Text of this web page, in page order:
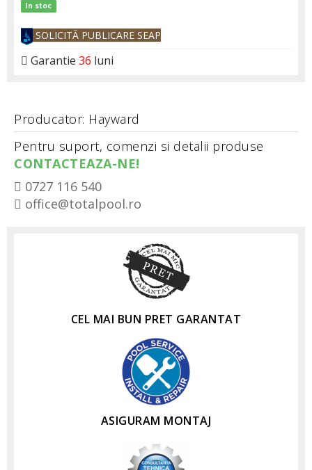
In stoc
SOLICITĂ PUBLICARE SEAP
Garantie 36 luni
Producator: Hayward
Pentru suport, comenzi si detalii produse
CONTACTEAZA-NE!
0727 116 540
office@totalpool.ro
CEL MAI BUN PRET GARANTAT
ASIGURAM MONTAJ